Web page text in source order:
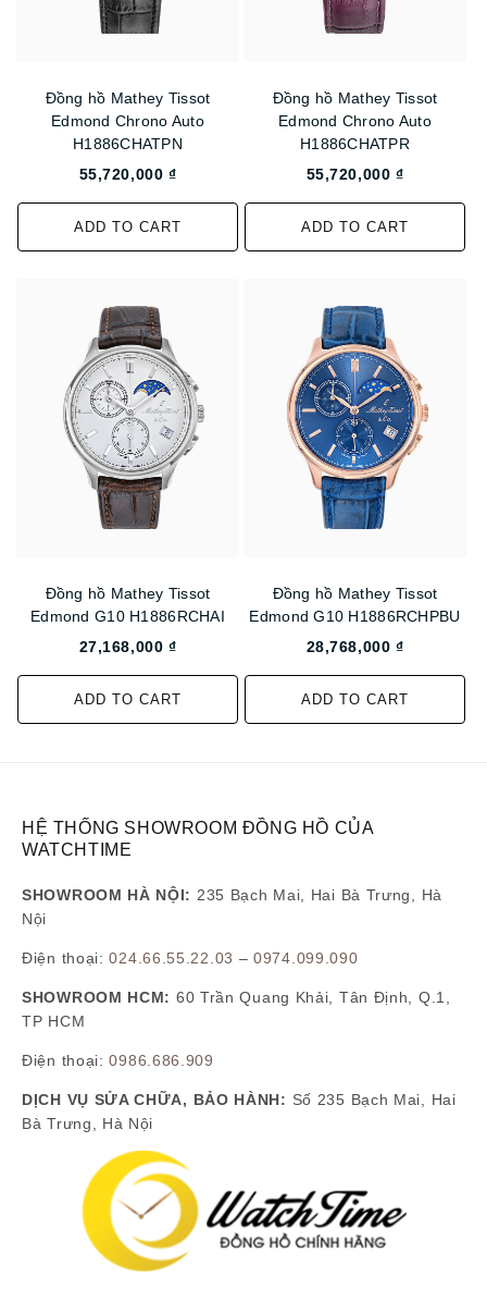
Đồng hồ Mathey Tissot
Edmond Chrono Auto
H1886CHATPN
55,720,000 ₫
ADD TO CART
Đồng hồ Mathey Tissot
Edmond Chrono Auto
H1886CHATPR
55,720,000 ₫
ADD TO CART
Đồng hồ Mathey Tissot
Edmond G10 H1886RCHAI
27,168,000 ₫
ADD TO CART
Đồng hồ Mathey Tissot
Edmond G10 H1886RCHPBU
28,768,000 ₫
ADD TO CART
HỆ THỐNG SHOWROOM ĐỒNG HỒ CỦA
WATCHTIME
SHOWROOM HÀ NỘI: 235 Bạch Mai, Hai Bà Trưng, Hà
Nội
Điện thoại:024.66.55.22.03 –0974.099.090
SHOWROOM HCM: 60 Trần Quang Khải, Tân Định, Q.1,
TP HCM
Điện thoại:0986.686.909
DỊCH VỤ SỬA CHỮA, BẢO HÀNH: Số 235 Bạch Mai, Hai
Bà Trưng, Hà Nội